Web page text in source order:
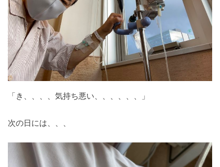
「き、、、、気持ち悪い、、、、、、」
次の日には、、、